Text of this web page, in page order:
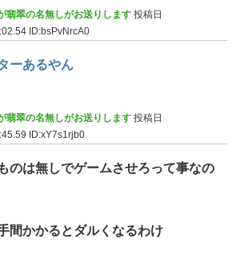
翡翠の名無しがお送りします 投稿日
ID:bsPvNrcA0
ーあるやん
翡翠の名無しがお送りします 投稿日
ID:xY7s1rjb0
のは無しでゲームさせろって事なの
間かかるとダルくなるわけ